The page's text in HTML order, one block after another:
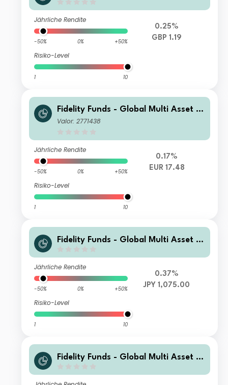
Jährliche Rendite
-50% 0% +50%
Risiko-Level
1 10
0.25%
GBP 1.19
Fidelity Funds - Global Multi Asset G
rowth & Income Fund E-Acc-EUR
Valor: 2771438
Jährliche Rendite
-50% 0% +50%
Risiko-Level
1 10
0.17%
EUR 17.48
Fidelity Funds - Global Multi Asset G
Y/USD hedged)
Jährliche Rendite
-50% 0% +50%
Risiko-Level
1 10
0.37%
JPY 1,075.00
Fidelity Funds - Global Multi Asset G
RMB (hedged)